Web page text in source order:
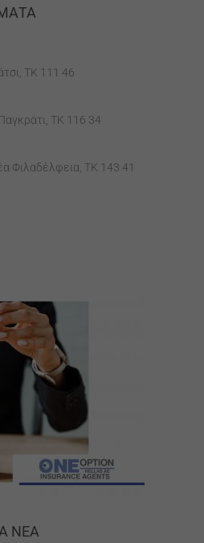
ΤΚ 111 46
TK 116 34
Φιλαδέλφεια, ΤΚ 143 41
ΝΈΑ